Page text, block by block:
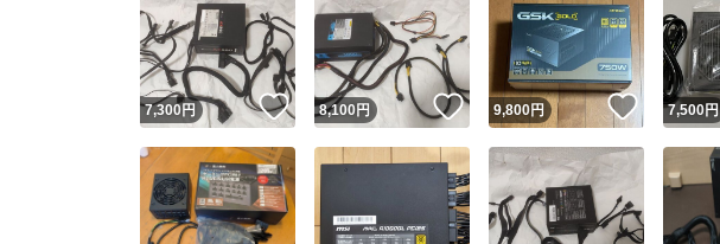
7,300円 いいね！
8,100円 いいね！
9,800円 いいね！
7,500円